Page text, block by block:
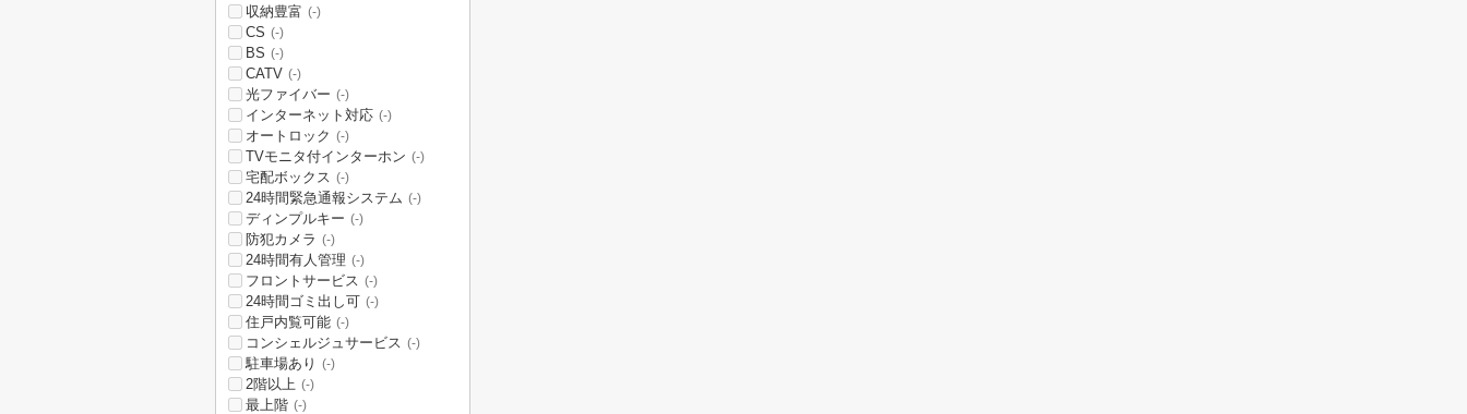
収納豊富 (-)
CS (-)
BS (-)
CATV (-)
光ファイバー (-)
インターネット対応 (-)
オートロック (-)
TVモニタ付インターホン (-)
宅配ボックス (-)
24時間緊急通報システム (-)
ディンプルキー (-)
防犯カメラ (-)
24時間有人管理 (-)
フロントサービス (-)
24時間ゴミ出し可 (-)
住戸内覧可能 (-)
コンシェルジュサービス (-)
駐車場あり (-)
2階以上 (-)
最上階 (-)